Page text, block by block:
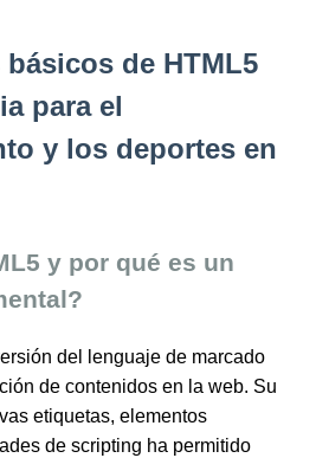
de HTML5
para el
y los deportes en
y por qué es un
del lenguaje de marcado
de contenidos en la web. Su
etiquetas, elementos
de scripting ha permitido